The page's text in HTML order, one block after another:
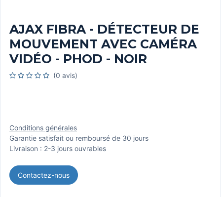
AJAX FIBRA - DÉTECTEUR DE
MOUVEMENT AVEC CAMÉRA
VIDÉO - PHOD - NOIR
(0 avis)
Conditions générales
Garantie satisfait ou remboursé de 30 jours
Livraison : 2-3 jours ouvrables
Contactez-nous